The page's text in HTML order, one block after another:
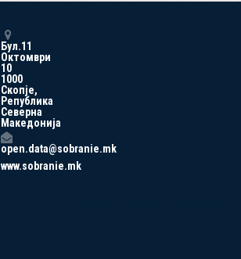
Бул.11
Октомври
10
1000
Скопје,
Република
Северна
Македонија
open.data@sobranie.mk
www.sobranie.mk